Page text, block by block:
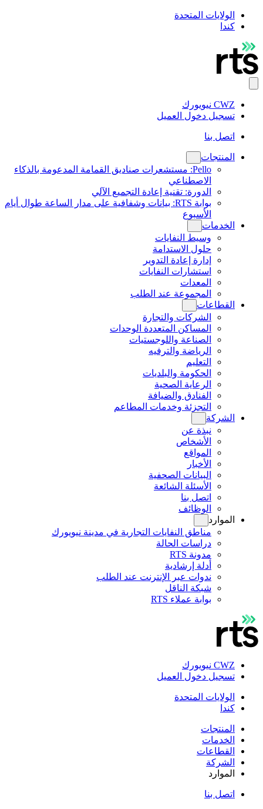
الولايات المتحدة
كندا
CWZ نيويورك
تسجيل دخول العميل
اتصل بنا
المنتجات
Pello: مستشعرات صناديق القمامة المدعومة بالذكاء
الاصطناعي
الدورة: تقنية إعادة التجميع الآلي
بوابة RTS: بيانات وشفافية على مدار الساعة طوال أيام
الأسبوع
الخدمات
وسيط النفايات
حلول الاستدامة
إدارة إعادة التدوير
استشارات النفايات
المعدات
المجموعة عند الطلب
القطاعات
الشركات والتجارة
المساكن المتعددة الوحدات
الصناعة واللوجستيات
الرياضة والترفيه
التعليم
الحكومة والبلديات
الرعاية الصحية
الفنادق والضيافة
التجزئة وخدمات المطاعم
الشركة
نبذة عن
الأشخاص
المواقع
الأخبار
البيانات الصحفية
الأسئلة الشائعة
اتصل بنا
الوظائف
الموارد
مناطق النفايات التجارية في مدينة نيويورك
دراسات الحالة
مدونة RTS
أدلة إرشادية
ندوات عبر الإنترنت عند الطلب
شبكة الناقل
بوابة عملاء RTS
CWZ نيويورك
تسجيل دخول العميل
الولايات المتحدة
كندا
المنتجات
الخدمات
القطاعات
الشركة
الموارد
اتصل بنا